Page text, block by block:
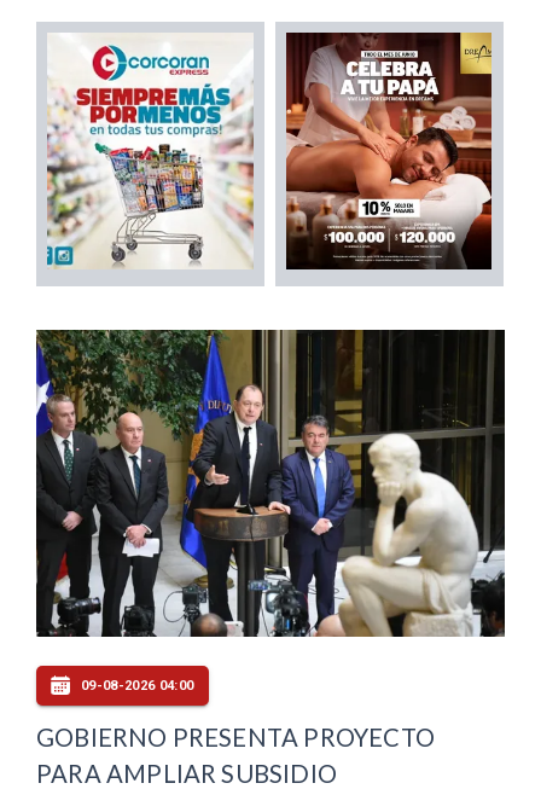
09-08-2026 04:00
GOBIERNO PRESENTA PROYECTO
PARA AMPLIAR SUBSIDIO